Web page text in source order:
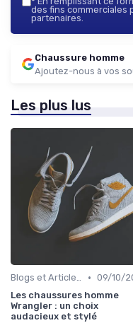
des fins commerciales
partenaires.
Chaussure homme
Ajoutez-nous à vos
Les plus lus
Blogs et Articles de Mode • 09/10/
Les chaussures homme
Wrangler : un choix
audacieux et stylé